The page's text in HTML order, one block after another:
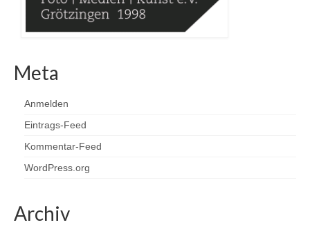
Meta
Anmelden
Eintrags-Feed
Kommentar-Feed
WordPress.org
Archiv